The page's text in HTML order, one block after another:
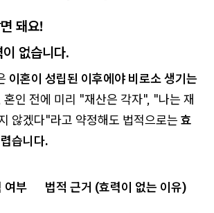
돼요!
없습니다.
이혼이 성립된 이후에야 비로소 생기는
혼인 전에 미리 "재산은 각자", "나는 재
않겠다"라고 약정해도 법적으로는 효
습니다.
여부 법적 근거 (효력이 없는 이유)